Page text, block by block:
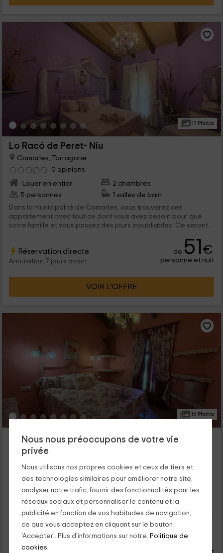
Nous nous préoccupons de votre vie
privée
Nous utilisons nos propres cookies et ceux de tiers et
des technologies similaires pour améliorer notre site,
analyser notre trafic, fournir des fonctionnalités pour les
réseaux sociaux et personnaliser le contenu et la
publicité en fonction de vos habitudes de navigation,
ce que vous acceptez en cliquant sur le bouton
'Accepter'. Plus d'informations sur notre. Politique de
cookies.
17 Photos
Lo Racó de Peret- Niu
Camarles, Tarragone
0 opinions
Louer en entier
2 chambres
5 personnes
1 salles de bain
Dans la municipalité de Camarles, vous trouverez cet
appartement avec tout ce dont vous avez besoin pour que
votre famille et vous passez des jours inoubliables. Ce seront
de cette rivière ou de la ville de tarragone.
Réservation directe
Annulation 7 jours avant
de 51€
personne et nuit
VOIR L’OFFRE
16 Photos
Lo Racó de Peret- Teja
Camarles, Tarragone
Louer en entier
3 chambres
7 personnes
1 salles de bain
Avec une capacité pour 7 personnes, cet appartement sera
idéal pour votre famille et se reposer après une longue
journée pour découvrir les gens de Camarles, dans lesquels il
est situé et l'environnement. Vous ne pouvez pas manquer la
région de l'ebro de basse, parfait à visiter à tout moment de
l'année et à découvrir ce petit morceau de tarragone.57
personne et nuit